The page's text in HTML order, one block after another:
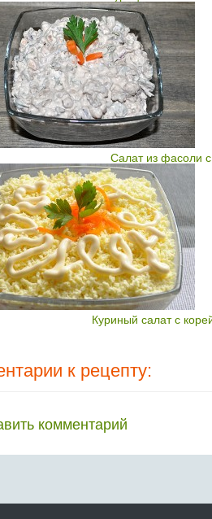
Салат из фасоли
Куриный салат с
к рецепту:
комментарий